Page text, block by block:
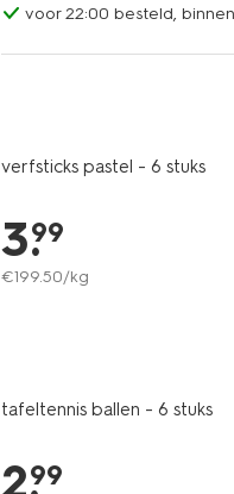
voor 22:00 besteld,
verfsticks pastel - 6 stuks
3.
99
€199.50/kg
tafeltennis ballen - 6 stuks
2.
99